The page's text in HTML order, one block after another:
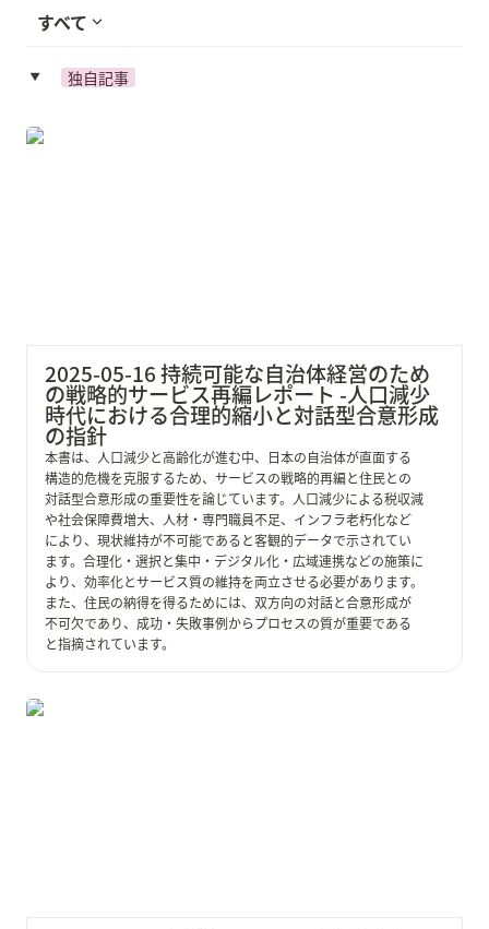
すべて
‣ 独自記事
2025-05-16 持続可能な自治体経営のための戦略的サー
2025-05-16 持続可能な自治体経営のため
の戦略的サービス再編レポート -人口減少
時代における合理的縮小と対話型合意形成
の指針
本書は、人口減少と高齢化が進む中、日本の自治体が直面する
構造的危機を克服するため、サービスの戦略的再編と住民との
対話型合意形成の重要性を論じています。人口減少による税収減
や社会保障費増大、人材・専門職員不足、インフラ老朽化など
により、現状維持が不可能であると客観的データで示されてい
ます。合理化・選択と集中・デジタル化・広域連携などの施策に
より、効率化とサービス質の維持を両立させる必要があります。
また、住民の納得を得るためには、双方向の対話と合意形成が
不可欠であり、成功・失敗事例からプロセスの質が重要である
と指摘されています。
2024-08-20 自治体における財政効率化と行政サービス